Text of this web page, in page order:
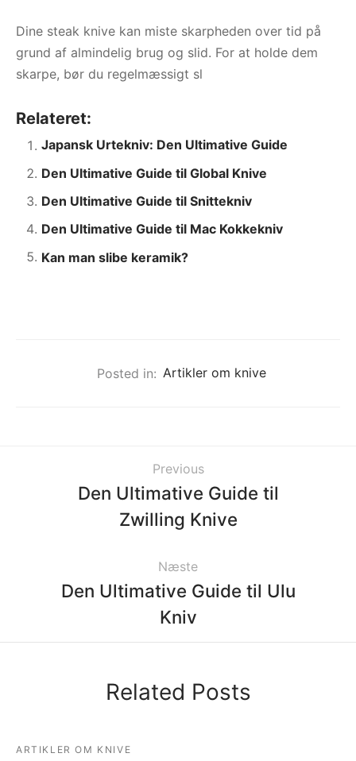
Dine steak knive kan miste skarpheden over tid på
grund af almindelig brug og slid. For at holde dem
skarpe, bør du regelmæssigt sl
Relateret:
Japansk Urtekniv: Den Ultimative Guide
Den Ultimative Guide til Global Knive
Den Ultimative Guide til Snittekniv
Den Ultimative Guide til Mac Kokkekniv
Kan man slibe keramik?
Posted in: Artikler om knive
Previous
Den Ultimative Guide til
Zwilling Knive
Næste
Den Ultimative Guide til Ulu
Kniv
Related Posts
ARTIKLER OM KNIVE